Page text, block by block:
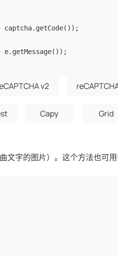
captcha.getCode());
e.getMessage());
v2
Capy Grid
字的图片）。这个方法也可